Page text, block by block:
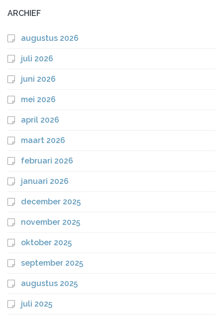
ARCHIEF
augustus 2026
juli 2026
juni 2026
mei 2026
april 2026
maart 2026
februari 2026
januari 2026
december 2025
november 2025
oktober 2025
september 2025
augustus 2025
juli 2025